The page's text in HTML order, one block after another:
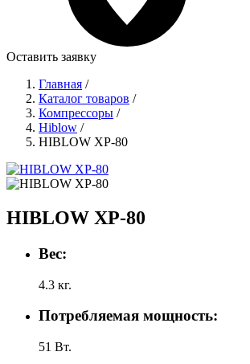
Оставить заявку
Главная /
Каталог товаров /
Компрессоры /
Hiblow /
HIBLOW XP-80
HIBLOW XP-80
Вес:
4.3 кг.
Потребляемая мощность:
51 Вт.